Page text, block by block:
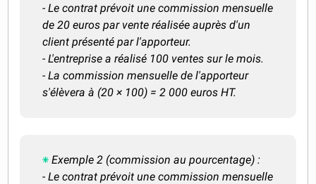
- Le contrat prévoit une commission mensuelle
de 20 euros par vente réalisée auprès d'un
client présenté par l'apporteur.
- L'entreprise a réalisé 100 ventes sur le mois.
- La commission mensuelle de l'apporteur
s'élèvera à (20 × 100) = 2 000 euros HT.
Exemple 2 (commission au pourcentage) :
- Le contrat prévoit une commission mensuelle